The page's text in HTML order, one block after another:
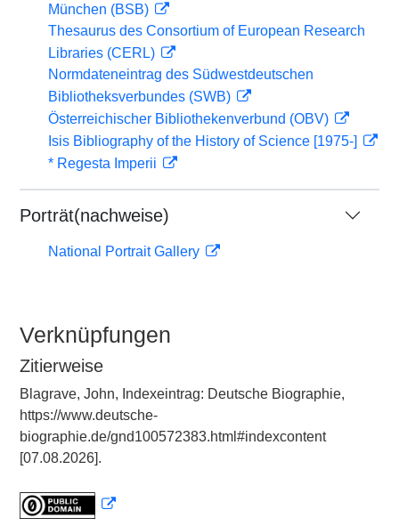
München (BSB)
Thesaurus des Consortium of European Research
Libraries (CERL)
Normdateneintrag des Südwestdeutschen
Bibliotheksverbundes (SWB)
Österreichischer Bibliothekenverbund (OBV)
Isis Bibliography of the History of Science [1975-]
* Regesta Imperii
Porträt(nachweise)
National Portrait Gallery
Verknüpfungen
Zitierweise
Blagrave, John, Indexeintrag: Deutsche Biographie,
https://www.deutsche-
biographie.de/gnd100572383.html#indexcontent
[07.08.2026].